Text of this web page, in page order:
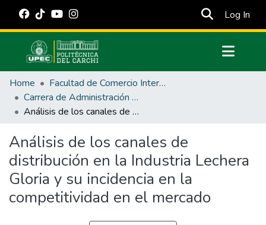
Log In
Communities & Collections
All of DSpace
Statistics
Estadísticas Externas
Manuales
Home
Facultad de Comercio Internacional, Integración, Administración y Economía Empresarial
Carrera de Administración de Empresas y Marketing
Análisis de los canales de distribución en la Industria Lechera Gloria y su incidencia en la competitividad en el mercado
Análisis de los canales de
distribución en la Industria Lechera
Gloria y su incidencia en la
competitividad en el mercado